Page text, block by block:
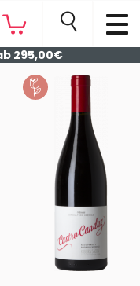
295,00€